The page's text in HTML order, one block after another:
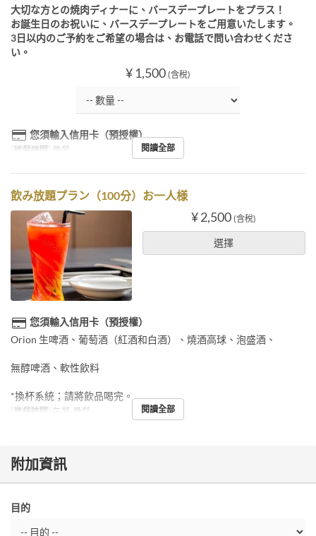
大切な方との焼肉ディナーに、バースデープレートをプラス！
お誕生日のお祝いに、バースデープレートをご用意いたします。
3日以内のご予約をご希望の場合は、お電話で問い合わせくださ
い。
¥ 1,500 (含稅)
您須輸入信用卡（預授權）
進餐時間 晚餐 閱讀全部
飲み放題プラン（100分）お一人様
¥ 2,500 (含稅)
選擇
您須輸入信用卡（預授權）
Orion 生啤酒、葡萄酒（紅酒和白酒）、燒酒高球、泡盛酒、
無醇啤酒、軟性飲料
*換杯系統；請將飲品喝完。
進餐時間 午餐, 晚餐 閱讀全部
附加資訊
目的